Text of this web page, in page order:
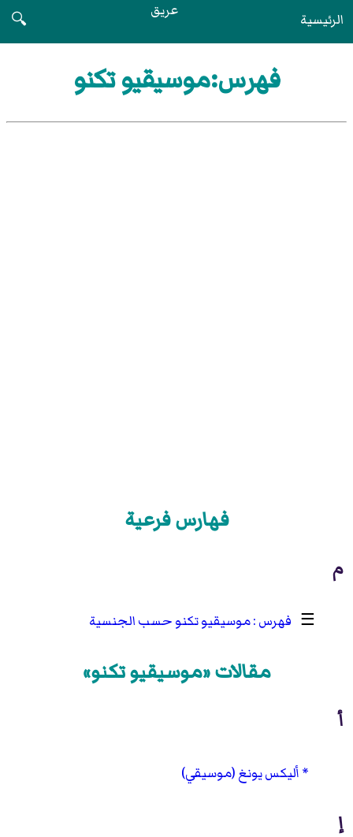
الرئيسية عريق
🔍
فهرس:موسيقيو تكنو
فهارس فرعية
م
☰ موسيقيو تكنو حسب الجنسية
مقالات «موسيقيو تكنو»
أ
أليكس يونغ (موسيقي)
إ